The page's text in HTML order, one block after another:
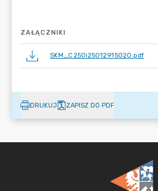
ZAŁĄCZNIKI
SKM_C250i25012915020.pdf
DRUKUJ ZAPISZ DO PDF